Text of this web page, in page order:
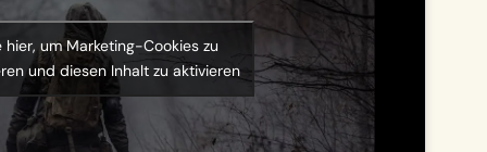
hier, um Marketing-Cookies zu
und diesen Inhalt zu aktivieren